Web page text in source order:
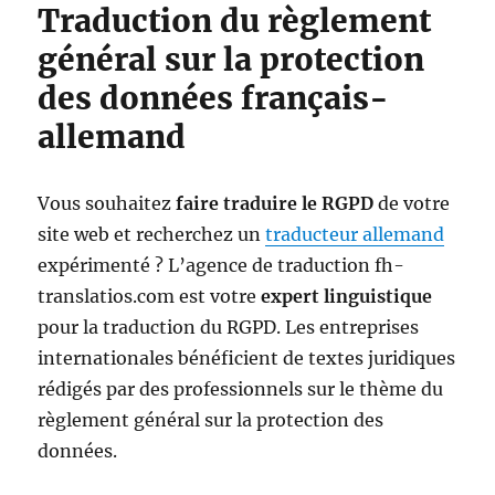
Traduction du règlement
général sur la protection
des données français-
allemand
Vous souhaitezfaire traduire le RGPD de votre
site web et recherchez untraducteur allemand
expérimenté ? L’agence de traduction fh-
translatios.com est votreexpert linguistique
pour la traduction du RGPD. Les entreprises
internationales bénéficient de textes juridiques
rédigés par des professionnels sur le thème du
règlement général sur la protection des
données.